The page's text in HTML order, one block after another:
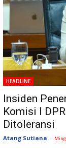
HEADLINE
Insiden
Komisi I
Ditoleransi
Atang Sutiana -